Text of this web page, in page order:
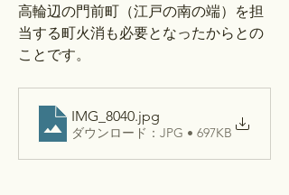
高輪辺の門前町（江戸の南の端）を担
当する町火消も必要となったからとの
ことです。
IMG_8040.jpg
ダウンロード：JPG • 697KB